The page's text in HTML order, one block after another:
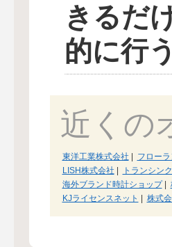
きるだ
的に行う
近くの
東洋工業株式会社 フロー
LISH株式会社
トランシン
海外ブランド時計ショップ|
KJライセンスネット
株式